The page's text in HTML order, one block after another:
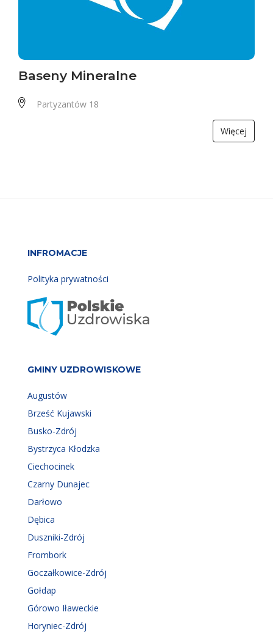
Baseny Mineralne
Partyzantów 18
Więcej
INFROMACJE
Polityka prywatności
GMINY UZDROWISKOWE
Augustów
Brześć Kujawski
Busko-Zdrój
Bystrzyca Kłodzka
Ciechocinek
Czarny Dunajec
Darłowo
Dębica
Duszniki-Zdrój
Frombork
Goczałkowice-Zdrój
Gołdap
Górowo Iławeckie
Horyniec-Zdrój